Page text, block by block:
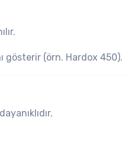
gösterir (örn. Hardox 450).